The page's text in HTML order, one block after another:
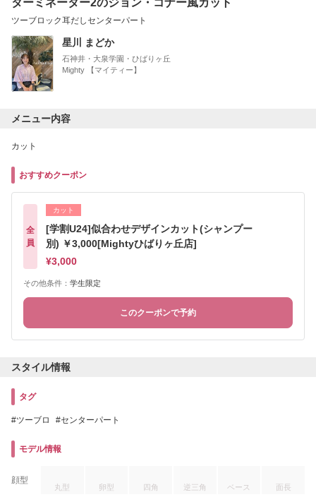
ターミネーター2のジョン・コナー風カット
ツーブロック耳だしセンターパート
星川 まどか
石神井・大泉学園・ひばりヶ丘
Mighty 【マイティー】
メニュー内容
カット
おすすめクーポン
全
員
カット
[学割U24]似合わせデザインカット(シャンプー
別) ￥3,000[Mightyひばりヶ丘店]
¥3,000
その他条件： 学生限定
このクーポンで予約
スタイル情報
タグ
ツーブロ センターパート
モデル情報
顔型
丸型 卵型 四角 逆三角 ベース 面長